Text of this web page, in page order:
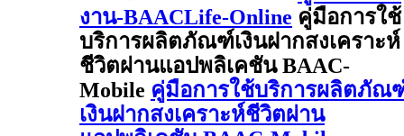
งาน-BAACLife-Online คู่มือการใช้
บริการผลิตภัณฑ์เงินฝากสงเคราะห์
ชีวิตผ่านแอปพลิเคชัน BAAC-
Mobile คู่มือการใช้บริการผลิตภัณ
เงินฝากสงเคราะห์ชีวิตผ่าน